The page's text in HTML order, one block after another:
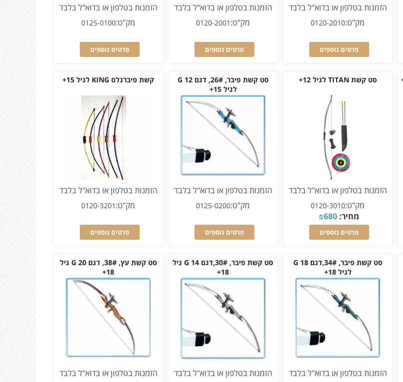
הזמנות בטלפון או בדוא"ל בלבד
מק"ט:0120-2010
פרטים נוספים
הזמנות בטלפון או בדוא"ל בלבד
מק"ט: 0120-2001
פרטים נוספים
הזמנות בטלפון או בדוא"ל בלבד
מק"ט:0125-0100
פרטים נוספים
סט קשת TITAN לגיל 12+
הזמנות בטלפון או בדוא"ל בלבד
מק"ט:0120-3010
מחיר: ₪680
פרטים נוספים
סט קשת פיבר, 26#, דגם G 12
לגיל 15+
הזמנות בטלפון או בדוא"ל בלבד
מק"ט:0125-0200
פרטים נוספים
קשת פיברגלס KING לגיל 15+
הזמנות בטלפון או בדוא"ל בלבד
מק"ט: 0120-3201
פרטים נוספים
סט קשת פיבר, 34#,דגם G 18
לגיל 18+
הזמנות בטלפון או בדוא"ל בלבד
סט קשת פיבר, 30#,דגם G 14 גיל
18+
הזמנות בטלפון או בדוא"ל בלבד
סט קשת עץ, 38#, דגם G 20 גיל
18+
הזמנות בטלפון או בדוא"ל בלבד